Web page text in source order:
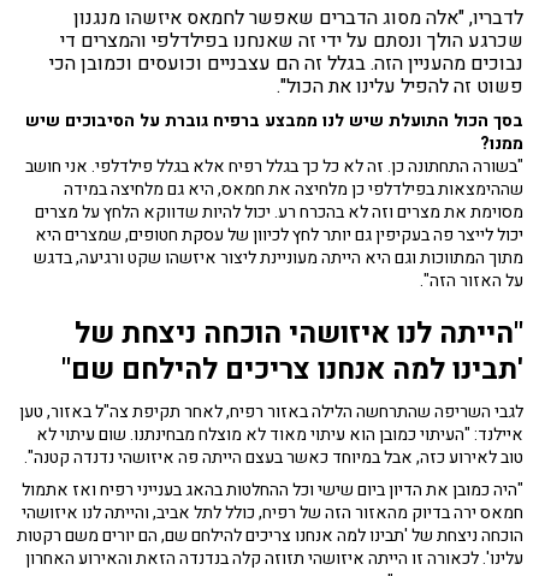
לדבריו, "אלה מסוג הדברים שאפשר לחמאס איזשהו מנגנון
שכרגע הולך ונסתם על ידי זה שאנחנו בפילדלפי והמצרים די
נבוכים מהעניין הזה. בגלל זה הם עצבניים וכועסים וכמובן הכי
פשוט זה להפיל עלינו את הכול".
בסך הכול התועלת שיש לנו ממבצע ברפיח גוברת על הסיבוכים שיש
ממנו?
"בשורה התחתונה כן. זה לא כל כך בגלל רפיח אלא בגלל פילדלפי. אני חושב
שההימצאות בפילדלפי כן מלחיצה את חמאס, היא גם מלחיצה במידה
מסוימת את מצרים וזה לא בהכרח רע. יכול להיות שדווקא הלחץ על מצרים
יכול לייצר פה בעקיפין גם יותר לחץ לכיוון של עסקת חטופים, שמצרים היא
מתוך המתווכות וגם היא הייתה מעוניינת ליצור איזשהו שקט ורגיעה, בדגש
על האזור הזה".
"הייתה לנו איזושהי הוכחה ניצחת של
'תבינו למה אנחנו צריכים להילחם שם"
לגבי השריפה שהתרחשה הלילה באזור רפיח, לאחר תקיפת צה"ל באזור, טען
איילנד: "העיתוי כמובן הוא עיתוי מאוד לא מוצלח מבחינתנו. שום עיתוי לא
טוב לאירוע כזה, אבל במיוחד כאשר בעצם הייתה פה איזושהי נדנדה קטנה".
"היה כמובן את הדיון ביום שישי וכל ההחלטות בהאג בענייני רפיח ואז אתמול
חמאס ירה בדיוק מהאזור הזה של רפיח, כולל לתל אביב, והייתה לנו איזושהי
הוכחה ניצחת של 'תבינו למה אנחנו צריכים להילחם שם, הם יורים משם רקטות
עלינו'. לכאורה זו הייתה איזושהי תזוזה קלה בנדנדה הזאת והאירוע האחרון